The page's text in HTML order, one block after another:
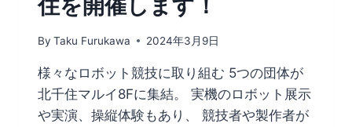
住を開催します！
By Taku Furukawa 2024年3月9日
様々なロボット競技に取り組む 5つの団体が
北千住マルイ8Fに集結。 実機のロボット展示
や実演、操縦体験もあり、 競技者や製作者が